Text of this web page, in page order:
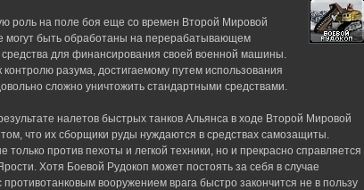
роль на поле боя еще со времен Второй Мировой
быть обработаны на перерабатывающем
для финансирования своей военной машины.
разума, достигаемому путем использования
сложно уничтожить стандартными средствами.
налетов быстрых танков Альянса в ходе Второй Мировой
что их сборщики руды нуждаются в средствах самозащиты.
против пехоты и легкой техники, но и прекрасно справляется
Хотя Боевой Рудокоп может постоять за себя в случае
вооружением врага быстро закончится не в пользу